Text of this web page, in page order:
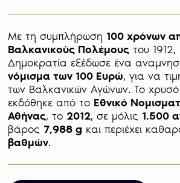
Με τη συμπλήρωση 100 χρόνων
Βαλκανικούς Πολέμους του 1912,
Δημοκρατία εξέδωσε ένα
νόμισμα των 100 Ευρώ, για να
των Βαλκανικών Αγώνων. Το
εκδόθηκε από το Εθνικό
Αθήνας, το 2012, σε μόλις 1.500
βάρος 7,988 g και περιέχει
βαθμών.